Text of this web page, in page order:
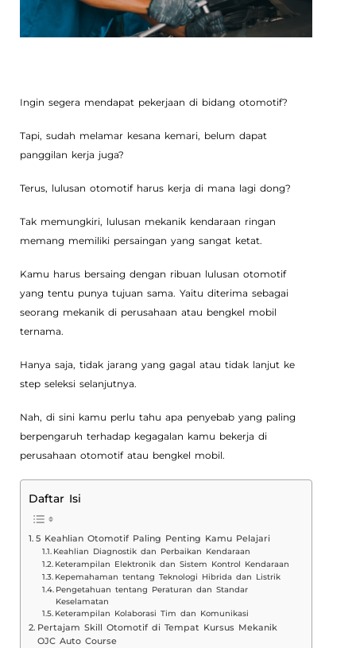
Ingin segera mendapat pekerjaan di bidang otomotif?
Tapi, sudah melamar kesana kemari, belum dapat
panggilan kerja juga?
Terus, lulusan otomotif harus kerja di mana lagi dong?
Tak memungkiri, lulusan mekanik kendaraan ringan
memang memiliki persaingan yang sangat ketat.
Kamu harus bersaing dengan ribuan lulusan otomotif
yang tentu punya tujuan sama. Yaitu diterima sebagai
seorang mekanik di perusahaan atau bengkel mobil
ternama.
Hanya saja, tidak jarang yang gagal atau tidak lanjut ke
step seleksi selanjutnya.
Nah, di sini kamu perlu tahu apa penyebab yang paling
berpengaruh terhadap kegagalan kamu bekerja di
perusahaan otomotif atau bengkel mobil.
Daftar Isi
5 Keahlian Otomotif Paling Penting Kamu Pelajari
Keahlian Diagnostik dan Perbaikan Kendaraan
Keterampilan Elektronik dan Sistem Kontrol Kendaraan
Kepemahaman tentang Teknologi Hibrida dan Listrik
Pengetahuan tentang Peraturan dan Standar
Keselamatan
Keterampilan Kolaborasi Tim dan Komunikasi
Pertajam Skill Otomotif di Tempat Kursus Mekanik
OJC Auto Course